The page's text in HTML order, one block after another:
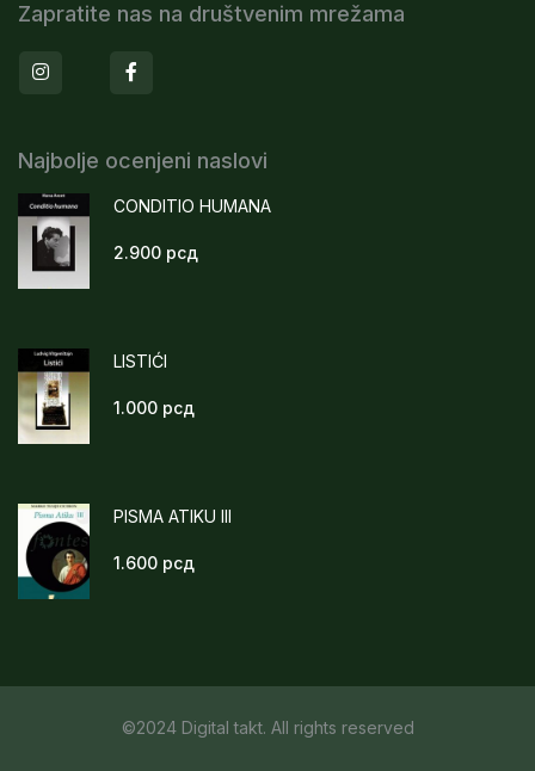
Zapratite nas na društvenim mrežama
Instagram
Najbolje ocenjeni naslovi
CONDITIO HUMANA
2.900 рсд
LISTIĆI
1.000 рсд
PISMA ATIKU III
1.600 рсд
©2024 Digital takt. All rights reserved